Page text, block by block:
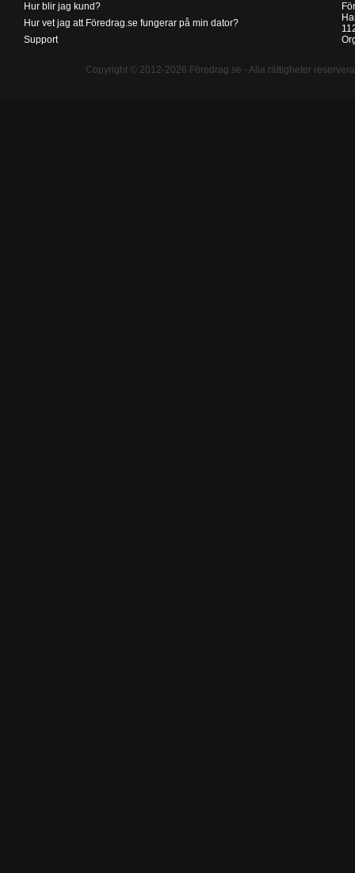
Hur blir jag kund?
Hur vet jag att Föredrag.se fungerar på min dator?
Support
Copyright © 2012-2026 Föredrag.se - Alla rättigheter